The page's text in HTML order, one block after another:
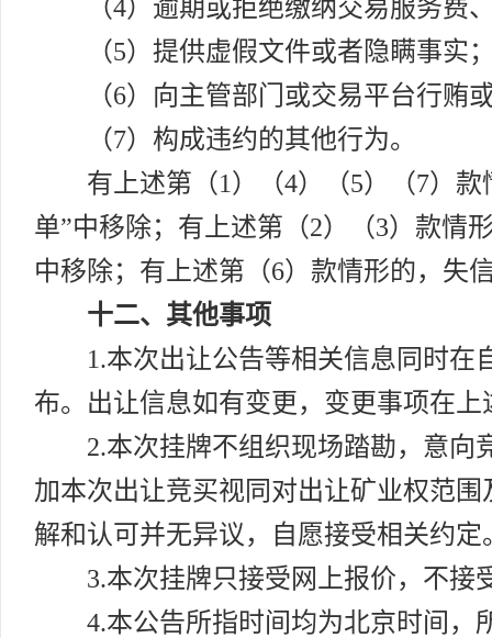
（4）逾期或拒绝缴纳交易服务费
（5）提供虚假文件或者隐瞒事实
（6）向主管部门或交易平台行贿
（7）构成违约的其他行为。
有上述第（1）（4）（5）（7）
单”中移除；有上述第（2）（3）款情
中移除；有上述第（6）款情形的，失
十二、其他事项
1.本次出让公告等相关信息同时
布。出让信息如有变更，变更事项在
2.本次挂牌不组织现场踏勘，意
加本次出让竞买视同对出让矿业权范
解和认可并无异议，自愿接受相关约定
3.本次挂牌只接受网上报价，不接
4.本公告所指时间均为北京时间，